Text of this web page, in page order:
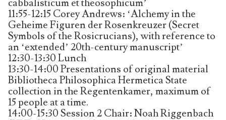
cabbalisticum et theosophicum’
11:55-12:15 Corey Andrews: ‘Alchemy in the
Geheime Figuren der Rosenkreuzer (Secret
Symbols of the Rosicrucians), with reference to
an ‘extended’ 20th-century manuscript’
12:30-13:30 Lunch
13:30-14:00 Presentations of original material
Bibliotheca Philosophica Hermetica State
collection in the Regentenkamer, maximum of
15 people at a time.
14:00-15:30 Session 2 Chair: Noah Riggenbach